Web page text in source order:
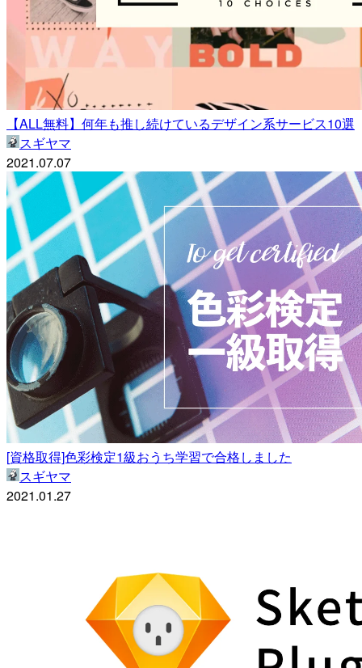
【ALL無料】何年も推し続けているデザイン系サービス10選
スギヤマ
2021.07.07
[資格取得]色彩検定1級おうち学習で合格しました
スギヤマ
2021.01.27